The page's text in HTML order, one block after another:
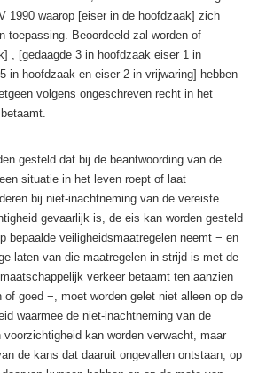
1990 waarop [eiser in de hoofdzaak] zich
toepassing. Beoordeeld zal worden of
, [gedaagde 3 in hoofdzaak eiser 1 in
in hoofdzaak en eiser 2 in vrijwaring] hebben
volgens ongeschreven recht in het
gesteld dat bij de beantwoording van de
situatie in het leven roept of laat
bij niet-inachtneming van de vereiste
gevaarlijk is, de eis kan worden gesteld
bepaalde veiligheidsmaatregelen neemt − en
laten van die maatregelen in strijd is met de
verkeer betaamt ten aanzien
of goed −, moet worden gelet niet alleen op de
waarmee de niet-inachtneming van de
kan worden verwacht, maar
de kans dat daaruit ongevallen ontstaan, op